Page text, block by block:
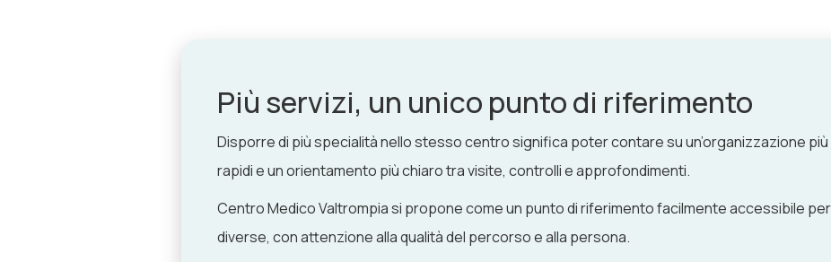
Più servizi, un unico punto di riferimento
Disporre di più specialità nello stesso centro significa poter contare su un’organizzazione
rapidi e un orientamento più chiaro tra visite, controlli e approfondimenti.
Centro Medico Valtrompia si propone come un punto di riferimento facilmente accessibile
diverse, con attenzione alla qualità del percorso e alla persona.